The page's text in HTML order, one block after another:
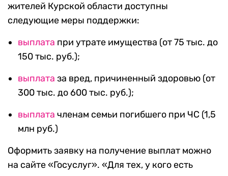
жителей Курской области доступны
следующие меры поддержки:
выплата при утрате имущества (от 75 тыс. до
150 тыс. руб.);
выплата за вред, причиненный здоровью (от
300 тыс. до 600 тыс. руб.);
выплата членам семьи погибшего при ЧС (1,5
млн руб.)
Оформить заявку на получение выплат можно
на сайте «Госуслуг». «Для тех, у кого есть